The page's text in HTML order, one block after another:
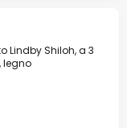
Lindby Shiloh, a 3
legno